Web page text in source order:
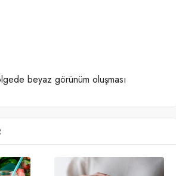
beyaz görünüm oluşması